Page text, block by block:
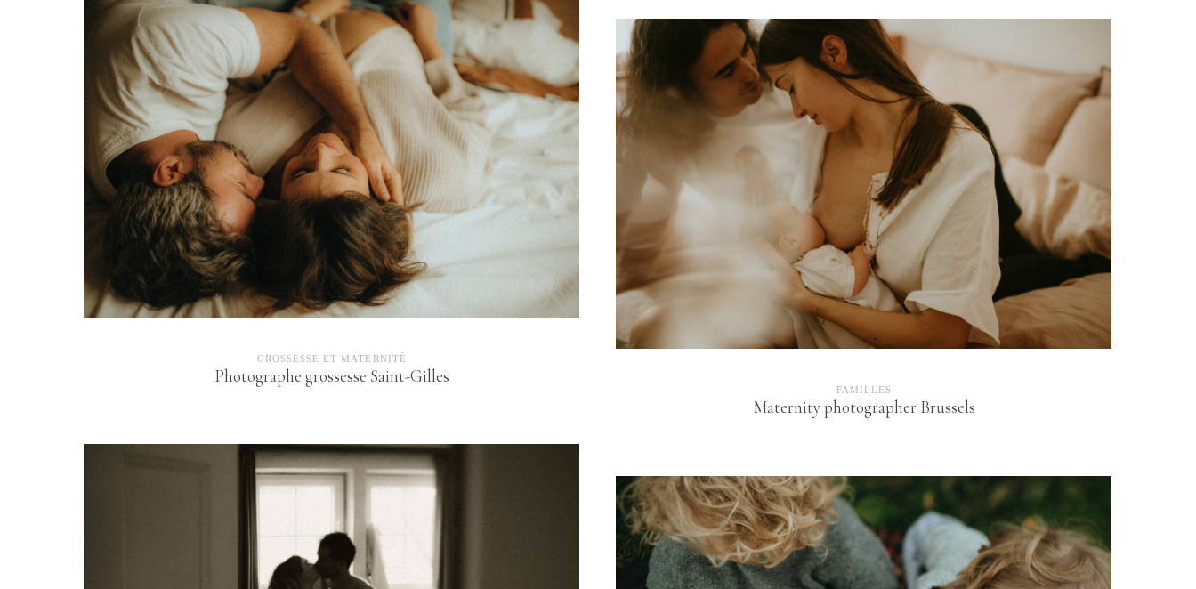
GROSSESSE ET MATERNITÉ
Photographe grossesse Saint-Gilles
FAMILLES
Maternity photographer Brussels